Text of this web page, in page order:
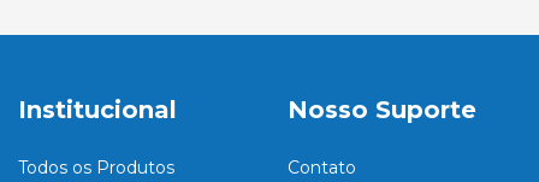
Institucional
Todos os Produtos
Nosso Suporte
Contato